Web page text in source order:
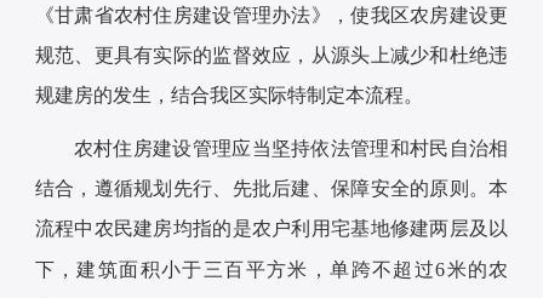
《甘肃省农村住房建设管理办法》，使我区农房建设更
规范、更具有实际的监督效应，从源头上减少和杜绝违
规建房的发生，结合我区实际特制定本流程。
农村住房建设管理应当坚持依法管理和村民自治相
结合，遵循规划先行、先批后建、保障安全的原则。本
流程中农民建房均指的是农户利用宅基地修建两层及以
下，建筑面积小于三百平方米，单跨不超过6米的农